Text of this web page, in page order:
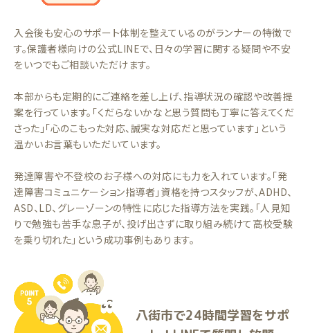
入会後も安心のサポート体制を整えているのがランナーの特徴で
す。保護者様向けの公式LINEで、日々の学習に関する疑問や不安
をいつでもご相談いただけます。
本部からも定期的にご連絡を差し上げ、指導状況の確認や改善提
案を行っています。「くだらないかなと思う質問も丁寧に答えてくだ
さった」「心のこもった対応、誠実な対応だと思っています」という
温かいお言葉もいただいています。
発達障害や不登校のお子様への対応にも力を入れています。「発
達障害コミュニケーション指導者」資格を持つスタッフが、ADHD、
ASD、LD、グレーゾーンの特性に応じた指導方法を実践。「人見知
りで勉強も苦手な息子が、投げ出さずに取り組み続けて高校受験
を乗り切れた」という成功事例もあります。
八街市で24時間学習をサポ